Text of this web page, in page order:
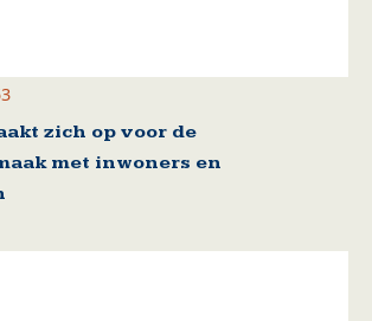
zich op voor de
met inwoners en